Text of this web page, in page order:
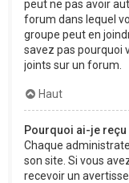
peut ne pas avoir
forum dans lequel
groupe peut en
savez pas pourquoi
joints sur un forum.
Haut
Pourquoi ai-je reçu
Chaque
son site. Si vous
recevoir un